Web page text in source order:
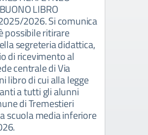
LIBRO
2026. Si comunica
possibile ritirare
segreteria didattica,
di ricevimento al
centrale di Via
libro di cui alla legge
a tutti gli alunni
di Tremestieri
scuola media inferiore